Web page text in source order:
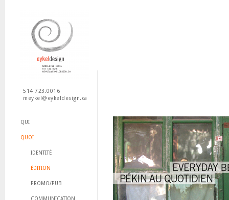
514 723.0016
meykel@eykeldesign.ca
QUI
QUOI
IDENTITÉ
ÉDITION
PROMO/PUB
COMMUNICATION